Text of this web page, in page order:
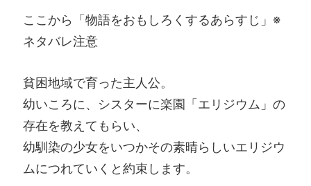
ここから「物語をおもしろくするあらすじ」※
ネタバレ注意
貧困地域で育った主人公。
幼いころに、シスターに楽園「エリジウム」の
存在を教えてもらい、
幼馴染の少女をいつかその素晴らしいエリジウ
ムにつれていくと約束します。